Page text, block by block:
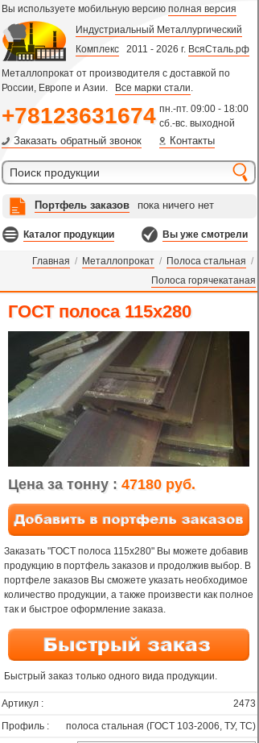
Вы используете мобильную версию полная версия
Индустриальный Металлургический
Комплекс 2011 - 2026 г. ВсяСталь.рф
Металлопрокат от производителя с доставкой по
России, Европе и Азии.
Все марки стали.
+78123631674 пн.-пт. 09:00 - 18:00
сб.-вс. выходной
Заказать обратный звонок Контакты
Портфель заказов пока ничего нет
Каталог продукции Вы уже смотрели
Главная / Металлопрокат / Полоса стальная /
Полоса горячекатаная
ГОСТ полоса 115х280
Цена за тонну : 47180 руб.
Заказать "ГОСТ полоса 115х280" Вы можете добавив
продукцию в портфель заказов и продолжив выбор. В
портфеле заказов Вы сможете указать необходимое
количество продукции, а также произвести как полное
так и быстрое оформление заказа.
Быстрый заказ только одного вида продукции.
Артикул :
2473
Профиль :
полоса стальная (ГОСТ 103-2006, ТУ, ТС)